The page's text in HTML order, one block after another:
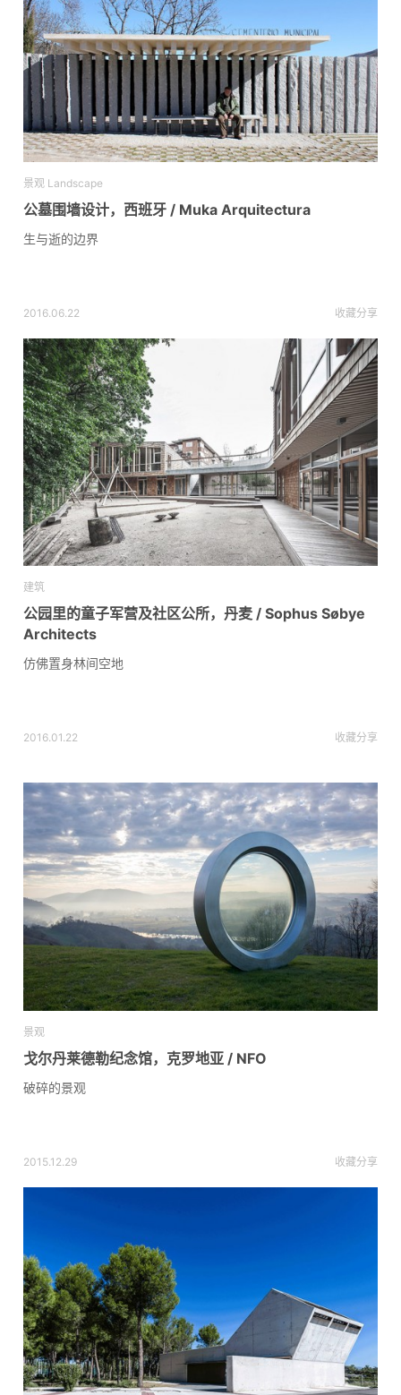
景观 Landscape
公墓围墙设计，西班牙 / Muka Arquitectura
生与逝的边界
2016.06.22 收藏分享
建筑
公园里的童子军营及社区公所，丹麦 / Sophus Søbye
Architects
仿佛置身林间空地
2016.01.22 收藏分享
景观
戈尔丹莱德勒纪念馆，克罗地亚 / NFO
破碎的景观
2015.12.29 收藏分享